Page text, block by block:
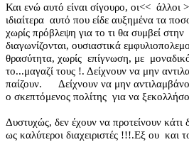
Και ενώ αυτό είναι σίγουρο, οι<< άλλοι
ιδιαίτερα αυτό που είδε αυξημένα τα
χωρίς πρόβλεψη για το τι θα συμβεί στην
διαγωνίζονται, ουσιαστικά
θρασύτητα, χωρίς επίγνωση, με
το...μαγαζί τους !. Δείχνουν να μην
παίζουν.
Δείχνουν να μην
ο σκεπτόμενος πολίτης για να
Δυστυχώς, δεν έχουν να προτείνουν κάτι
ως καλύτεροι διαχειριστές !!!.Εξ ου και